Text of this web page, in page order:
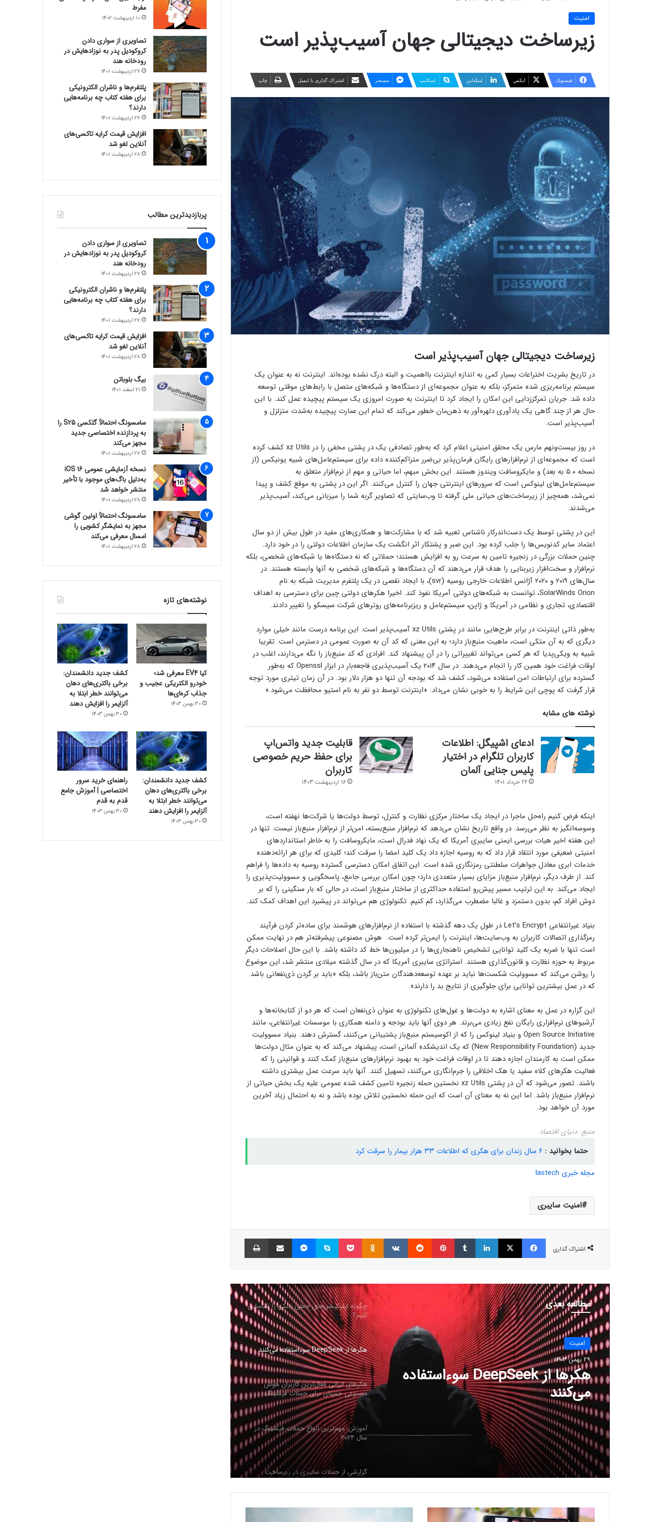
امنيت
زیرساخت دیجیتالی جهان آسیب‌پذیر است
فیسبوک ایکس لینکداین اسکایپ مسنجر اشتراک گذاری با ایمیل چاپ
زیرساخت دیجیتالی جهان آسیب‌پذیر است
در تاریخ بشریت اختراعات بسیار کمی به اندازه اینترنت بااهمیت و البته درک نشده بوده‌اند. اینترنت نه به عنوان یک
سیستم برنامه‌ریزی شده متمرکز، بلکه به عنوان مجموعه‌ای از دستگاه‌ها و شبکه‌های متصل با رابط‌های موقتی توسعه
داده شد. جریان تمرکززدایی این امکان را ایجاد کرد تا اینترنت به صورت امروزی یک سیستم پیچیده عمل کند. با این
حال هر از چند گاهی یک یادآوری دلهره‌آور به ذهن‌مان خطور می‌کند که تمام این عمارت پیچیده به‌شدت متزلزل و
آسیب‌پذیر است.
در روز بیست‌ونهم مارس یک محقق امنیتی اعلام کرد که به‌طور تصادفی یک در پشتی مخفی را در xz Utils کشف کرده
است که مجموعه‌ای از نرم‌افزارهای رایگان فرمان‌پذیر بی‌ضرر متراکم‌کننده داده برای سیستم‌عامل‌های شبیه یونیکس (از
نسخه ۵.۰ به بعد) و مایکروسافت ویندوز هستند. این بخش مبهم، اما حیاتی و مهم از نرم‌افزار متعلق به
سیستم‌عامل‌های لینوکس است که سرورهای اینترنتی جهان را کنترل می‌کنند. اگر این در پشتی به موقع کشف و پیدا
نمی‌شد، همه‌چیز از زیرساخت‌های حیاتی ملی گرفته تا وب‌سایتی که تصاویر گربه شما را میزبانی می‌کند، آسیب‌پذیر
می‌شدند.
این در پشتی توسط یک دست‌اندرکار ناشناس تعبیه شد که با مشارکت‌ها و همکاری‌های مفید در طول بیش از دو سال
اعتماد سایر کدنویس‌ها را جلب کرده بود. این صبر و پشتکار اثر انگشت یک سازمان اطلاعات دولتی را در خود دارد.
چنین حملات بزرگی در زنجیره تامین به سرعت رو به افزایش هستند؛ حملاتی که نه دستگاه‌ها یا شبکه‌های شخصی، بلکه
نرم‌افزار و سخت‌افزار زیربنایی را هدف قرار می‌دهند که آن دستگاه‌ها و شبکه‌های شخصی به آنها وابسته هستند. در
سال‌های ۲۰۱۹ و ۲۰۲۰ آژانس اطلاعات خارجی روسیه (svr)، با ایجاد نقصی در یک پلتفرم مدیریت شبکه به نام
SolarWinds Orion، توانست به شبکه‌های دولتی آمریکا نفوذ کند. اخیرا هکرهای دولتی چین برای دسترسی به اهداف
اقتصادی، تجاری و نظامی در آمریکا و ژاپن، سیستم‌عامل و ریزبرنامه‌های روترهای شرکت سیسکو را تغییر دادند.
به‌طور ذاتی اینترنت در برابر طرح‌هایی مانند در پشتی xz Utils آسیب‌پذیر است. این برنامه درست مانند خیلی موارد
دیگری که به آن متکی است، ماهیت منبع‌باز دارد؛ به این معنی که کد آن به صورت عمومی در دسترس است. تقریبا
شبیه به ویکی‌پدیا که هر کسی می‌تواند تغییراتی را در آن پیشنهاد کند. افرادی که کد منبع‌باز را نگه می‌دارند، اغلب در
اوقات فراغت خود‌ همین کار را انجام می‌دهند. در سال ۲۰۱۴ یک آسیب‌پذیری فاجعه‌بار در ابزار Openssl که به‌طور
گسترده برای ارتباطات امن استفاده می‌شود، کشف شد که بودجه آن تنها دو هزار دلار بود. در آن زمان تیتری مورد توجه
قرار گرفت که پوچی این شرایط را به خوبی نشان می‌داد: «اینترنت توسط دو نفر به نام استیو محافظت می‌شود.»
نوشته های مشابه
ادعای اشپیگل: اطلاعات
کاربران تلگرام در اختیار
پلیس جنایی آلمان
22 خرداد 1401
قابلیت جدید واتس‌اپ
برای حفظ حریم خصوصی
کاربران
16 اردیبهشت 1403
اینکه فرض کنیم راه‌حل ماجرا در ایجاد یک ساختار مرکزی نظارت و کنترل، توسط دولت‌ها یا شرکت‌ها نهفته است،
وسوسه‌انگیز به نظر می‌رسد. در واقع تاریخ نشان می‌دهد که نرم‌افزار منبع‌بسته، امن‌تر از نرم‌افزار منبع‌باز نیست. تنها در
این هفته اخیر هیات بررسی ایمنی سایبری آمریکا که یک نهاد فدرال است، مایکروسافت را به خاطر استانداردهای
امنیتی ضعیفی مورد انتقاد قرار داد که به روسیه اجازه داد یک کلید امضا را سرقت کند؛ کلیدی که برای هر ارائه‌دهنده
خدمات ابری معادل جواهرات سلطنتی رمزنگاری شده است. این اتفاق امکان دسترسی گسترده روسیه به داده‌ها را فراهم
کند. از طرف دیگر، نرم‌افزار منبع‌باز مزایای بسیار متعددی دارد؛ چون امکان بررسی جامع، پاسخگویی و مسوولیت‌پذیری را
ایجاد می‌کند. به این ترتیب مسیر پیش‌رو استفاده حداکثری از ساختار منبع‌باز است، در حالی که بار سنگینی را که بر
دوش افراد کم، بدون دستمزد و غالبا مضطرب می‌گذارد، کم کنیم. تکنولوژی هم می‌تواند در پیشبرد این اهداف کمک کند.
بنیاد غیرانتفاعی Let’s Encrypt در طول یک دهه گذشته با استفاده از نرم‌افزارهای هوشمند برای ساده‌تر کردن فرآیند
رمزگذاری اتصالات کاربران به وب‌سایت‌ها، اینترنت را ایمن‌تر کرده است. هوش مصنوعی پیشرفته‌تر هم در نهایت ممکن
است تنها با ضربه یک کلید توانایی تشخیص ناهنجاری‌ها را در میلیون‌ها خط کد داشته باشد. با این حال اصلاحات دیگر
مربوط به حوزه نظارت و قانون‌گذاری هستند. استراتژی سایبری آمریکا که در سال گذشته میلادی منتشر شد، این موضوع
را روشن می‌کند که مسوولیت شکست‌ها نباید بر عهده توسعه‌دهندگان متن‌باز باشد، بلکه «باید بر گردن ذی‌نفعانی باشد
که در عمل بیشترین توانایی برای جلوگیری از نتایج بد را دارند».
این گزاره در عمل به معنای اشاره به دولت‌ها و غول‌های تکنولوژی به عنوان ذی‌نفعان است که هر دو از کتابخانه‌ها و
آرشیوهای نرم‌افزاری رایگان نفع زیادی می‌برند. هر دوی آنها باید بودجه و دامنه همکاری با موسسات غیرانتفاعی، مانند
Open Source Initiative و بنیاد لینوکس را که از اکوسیستم منبع‌باز پشتیبانی می‌کنند، گسترش دهند. بنیاد مسوولیت
جدید (New Responsibility Foundation) که یک اندیشکده آلمانی است، پیشنهاد می‌کند که به عنوان مثال دولت‌ها
ممکن است به کارمندان اجازه دهند تا در اوقات فراغت خود به بهبود نرم‌افزارهای منبع‌باز کمک کنند و قوانینی را که
فعالیت هکرهای کلاه سفید یا هک اخلاقی را جرم‌انگاری می‌کنند، تسهیل کنند. آنها باید سرعت عمل بیشتری داشته
باشند. تصور می‌شود که آن در پشتی xz Utils نخستین حمله زنجیره تامین کشف شده عمومی علیه یک بخش حیاتی از
نرم‌افزار منبع‌باز باشد. اما این نه به معنای آن است که این حمله نخستین تلاش بوده باشد و نه به احتمال زیاد آخرین
مورد آن خواهد بود.
منبع: دنیای اقتصاد
حتما بخوانید : ۶ سال زندان برای هکری که اطلاعات ۳۳ هزار بیمار را سرقت کرد
مجله خبری lastech
امنیت سایبری
اشتراک گذاری
فیسبوک ایکس لینکداین تامبلر پینتریست Reddit
VKontakte
Odnoklassniki پاکت اسکایپ مسنجر اشتراک گذاری با ایمیل
مطالعه بعدی
امنيت
29 بهمن 1403
هکرها از DeepSeek سوءاستفاده
می‌کنند
امنيت
29 بهمن 1403
هکرهای ایرانی فعال‌ترین کاربران
هوش مصنوعی جمینای برای
حملات فیشینگ هستند
گزارشی از حملات سایبری در زیرساخت
ارتباطی کشور
ایمنی داده‌های سلاح‌های زیستی بدترین
عملکرد را داشت
نصب فیلترشکن امنیت گوشی را به خطر
چگونه اپلیکیشن‌های جعلی بانکی را شناسایی
کنیم؟
هکرها از DeepSeek سوءاستفاده می‌کنند
هکرهای ایرانی فعال‌ترین کاربران هوش
مصنوعی جمینای برای حملات فیشینگ
هستند
آموزش: مهم‌ترین انواع حملات فیشینگ در
سال ۲۰۲۴
گزارشی از حملات سایبری در زیرساخت
ارتباطی کشور
مدیرعامل آنتروپیک: DeepSeek در آزمایش
مفرط
10 اردیبهشت 1402
تصاویری از سواری دادن
کروکودیل پدر به نوزادهایش در
رودخانه هند
27 اردیبهشت 1401
پلتفرم‌ها و ناشران الکترونیکی
برای هفته کتاب چه برنامه‌هایی
دارند؟
27 اردیبهشت 1401
افزایش قیمت کرایه تاکسی‌های
آنلاین لغو شد
28 اردیبهشت 1401
پربازدیدترین مطالب
تصاویری از سواری دادن
کروکودیل پدر به نوزادهایش در
رودخانه هند
27 اردیبهشت 1401
پلتفرم‌ها و ناشران الکترونیکی
برای هفته کتاب چه برنامه‌هایی
دارند؟
27 اردیبهشت 1401
افزایش قیمت کرایه تاکسی‌های
آنلاین لغو شد
28 اردیبهشت 1401
بیگ بلوباتن
21 اسفند 1401
سامسونگ احتمالاً گلکسی S25 را
به پردازنده اختصاصی جدید
مجهز می‌کند
27 اردیبهشت 1401
نسخه آزمایشی عمومی iOS 16
به‌دلیل باگ‌های موجود با تأخیر
منتشر خواهد شد
28 اردیبهشت 1401
سامسونگ احتمالاً اولین گوشی
مجهز به نمایشگر کشویی را
امسال معرفی می‌کند
28 اردیبهشت 1401
نوشته‌های تازه
کیا EV4 معرفی شد؛
خودرو الکتریکی عجیب و
جذاب کره‌ای‌ها
30 بهمن 1403
کشف جدید دانشمندان:
برخی باکتری‌های دهان
می‌توانند خطر ابتلا به
آلزایمر را افزایش دهند
30 بهمن 1403
کشف جدید دانشمندان:
برخی باکتری‌های دهان
می‌توانند خطر ابتلا به
آلزایمر را افزایش دهند
30 بهمن 1403
راهنمای خرید سرور
اختصاصی | آموزش جامع
قدم به قدم
30 بهمن 1403